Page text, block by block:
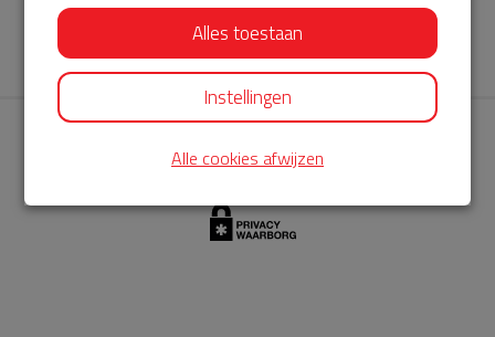
komende jaren. AED360-ProCardio is gespecialiseerd in de
levering en het onderhoud van Philips AED’s.
Alles toestaan
Instellingen
Alle cookies afwijzen